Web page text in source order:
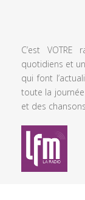
C’est VOTRE
quotidiens et
qui font
toute la
et des